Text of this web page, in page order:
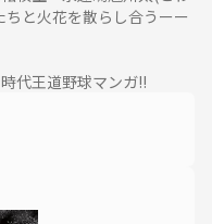
と火花を散らし合うーー
代王道野球マンガ!!